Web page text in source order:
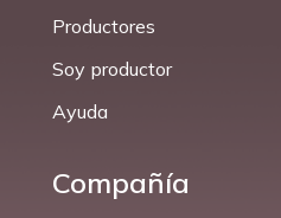
Productores
Soy productor
Ayuda
Compañía